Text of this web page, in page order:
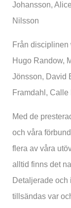
Johansson,
Nilsson
Från
Hugo Randow,
Jönsson, David
Framdahl,
Med de
och våra
flera av våra
alltid finns det
Detaljerade
tillsändas var